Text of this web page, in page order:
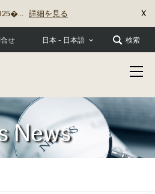
詳細を見る X
せ 日本 - 日本語 検索
News